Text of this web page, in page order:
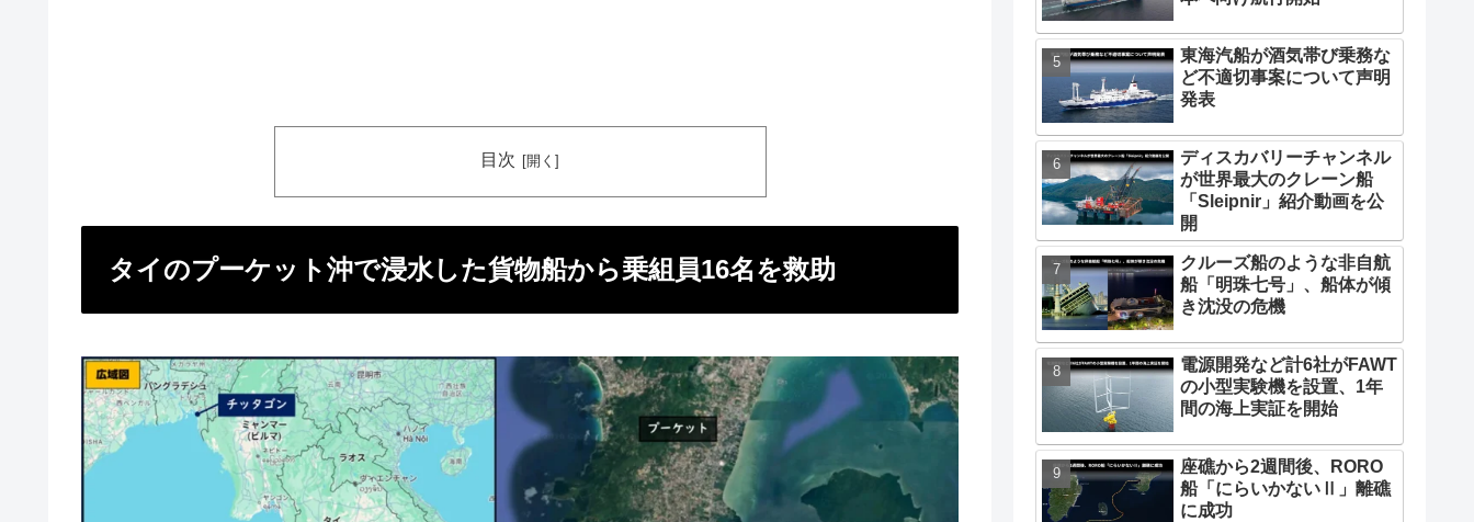
目次
タイのプーケット沖で浸水した貨物船から乗組員16名を救助
東海汽船が酒気帯び乗務な
ど不適切事案について声明
発表
ディスカバリーチャンネル
が世界最大のクレーン船
「Sleipnir」紹介動画を公
開
クルーズ船のような非自航
船「明珠七号」、船体が傾
き沈没の危機
電源開発など計6社がFAWT
の小型実験機を設置、1年
間の海上実証を開始
座礁から2週間後、RORO
船「にらいかないⅡ」離礁
に成功